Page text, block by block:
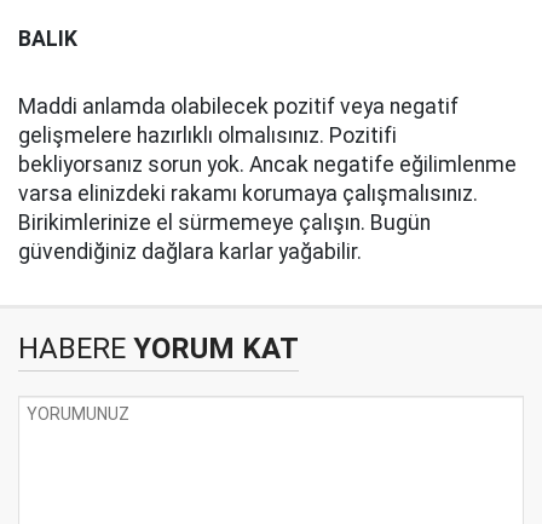
BALIK
Maddi anlamda olabilecek pozitif veya negatif
gelişmelere hazırlıklı olmalısınız. Pozitifi
bekliyorsanız sorun yok. Ancak negatife eğilimlenme
varsa elinizdeki rakamı korumaya çalışmalısınız.
Birikimlerinize el sürmemeye çalışın. Bugün
güvendiğiniz dağlara karlar yağabilir.
HABERE YORUM KAT